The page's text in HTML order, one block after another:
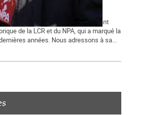
la mémoire d'Alain Krivine, militant
de la LCR et du NPA, qui a marqué la
années. Nous adressons à sa...